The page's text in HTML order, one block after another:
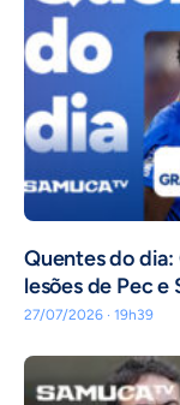
Quentes do
lesões de Pec e
27/07/2026 · 19h39